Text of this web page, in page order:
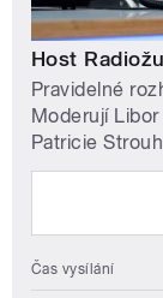
Host
Pravidelné
Moderují
Patricie
Čas vysílání